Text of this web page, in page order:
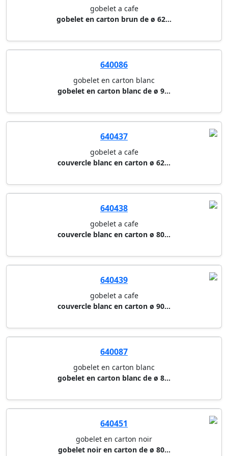
gobelet a cafe
gobelet en carton brun de ø 62...
640086
gobelet en carton blanc
gobelet en carton blanc de ø 9...
640437
gobelet a cafe
couvercle blanc en carton ø 62...
640438
gobelet a cafe
couvercle blanc en carton ø 80...
640439
gobelet a cafe
couvercle blanc en carton ø 90...
640087
gobelet en carton blanc
gobelet en carton blanc de ø 8...
640451
gobelet en carton noir
gobelet noir en carton de ø 80...